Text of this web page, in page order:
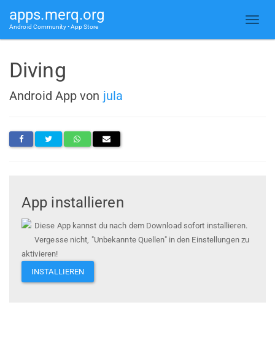
apps.merq.org
Android Community • App Store
Diving
Android App von jula
App installieren
Diese App kannst du nach dem Download sofort installieren.
Vergesse nicht, "Unbekannte Quellen" in den Einstellungen zu
aktivieren!
INSTALLIEREN